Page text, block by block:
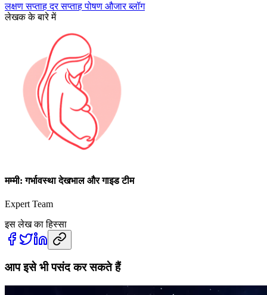
लक्षणसप्ताह दर सप्ताहपोषण औजारब्लॉग
लेखक के बारे में
मम्मी: गर्भावस्था देखभाल और गाइड टीम
Expert Team
इस लेख का हिस्सा
आप इसे भी पसंद कर सकते हैं